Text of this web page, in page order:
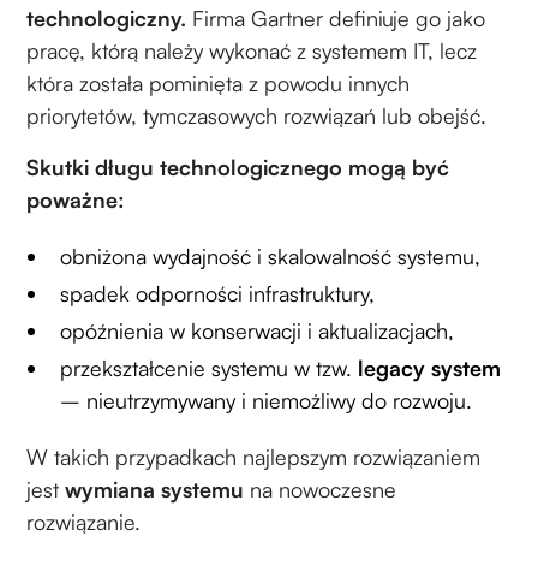
technologiczny. Firma Gartner definiuje go jako
pracę, którą należy wykonać z systemem IT, lecz
która została pominięta z powodu innych
priorytetów, tymczasowych rozwiązań lub obejść.
Skutki długu technologicznego mogą być
poważne:
obniżona wydajność i skalowalność systemu,
spadek odporności infrastruktury,
opóźnienia w konserwacji i aktualizacjach,
przekształcenie systemu w tzw. legacy system
– nieutrzymywany i niemożliwy do rozwoju.
W takich przypadkach najlepszym rozwiązaniem
jestwymiana systemu na nowoczesne
rozwiązanie.